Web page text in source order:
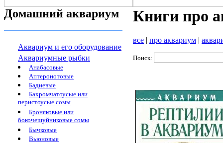
Домашний аквариум
Аквариум и его оборудование
Аквариумные рыбки
Анабасовые
Аптеронотовые
Бадиевые
Бахромчатоусые или
перистоусые сомы
Броняковые или
бокочешуйниковые сомы
Бычковые
Вьюновые
Книги про
все | про аквариум |
Поиск: